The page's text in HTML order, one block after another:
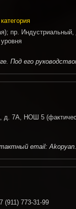
пр.
Под его
д. 7А, НОШ 5
email:
(911) 773-31-99